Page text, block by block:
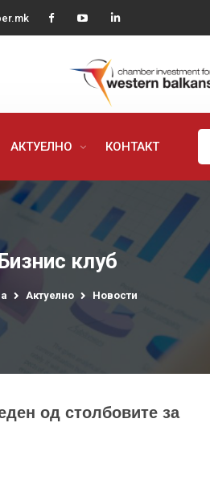
АКТУЕЛНО КОНТАКТ
клуб
Актуелно Новости
од столбовите за